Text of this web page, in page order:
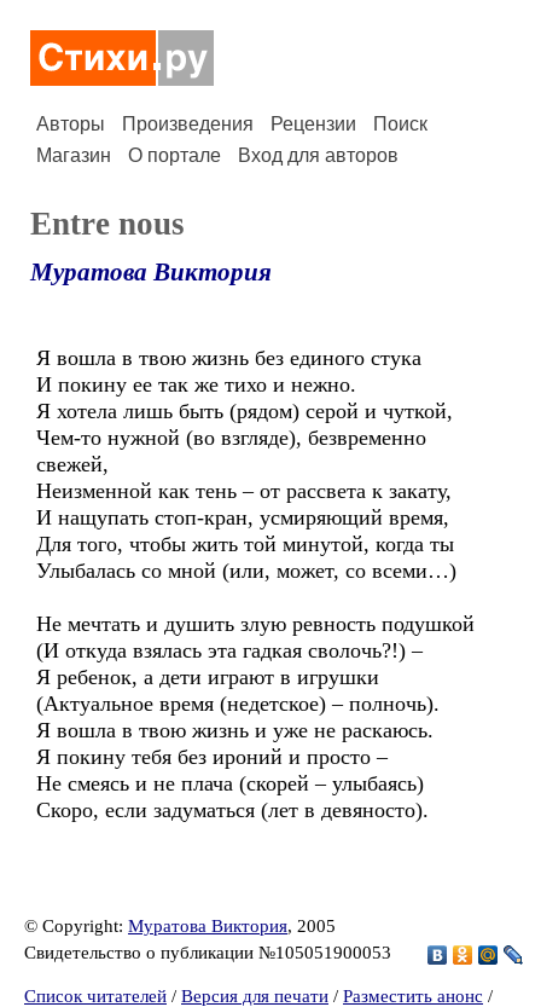
Авторы Произведения Рецензии
Поиск
Магазин
О портале Вход для авторов
Entre nous
Муратова Виктория
Я вошла в твою жизнь без единого стука
И покину ее так же тихо и нежно.
Я хотела лишь быть (рядом) серой и чуткой,
Чем-то нужной (во взгляде), безвременно
свежей,
Неизменной как тень – от рассвета к закату,
И нащупать стоп-кран, усмиряющий время,
Для того, чтобы жить той минутой, когда ты
Улыбалась со мной (или, может, со всеми…)
Не мечтать и душить злую ревность подушкой
(И откуда взялась эта гадкая сволочь?!) –
Я ребенок, а дети играют в игрушки
(Актуальное время (недетское) – полночь).
Я вошла в твою жизнь и уже не раскаюсь.
Я покину тебя без ироний и просто –
Не смеясь и не плача (скорей – улыбаясь)
Скоро, если задуматься (лет в девяносто).
© Copyright: Муратова Виктория, 2005
Свидетельство о публикации №105051900053
Список читателей / Версия для печати / Разместить анонс /